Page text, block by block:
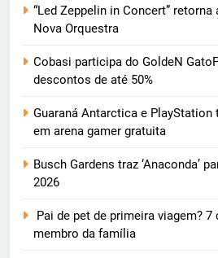
“Led Zeppelin in Concert”
Nova Orquestra
Cobasi participa do GoldeN
descontos de até 50%
Guaraná Antarctica e
em arena gamer gratuita
Busch Gardens traz ‘Anaconda’
2026
Pai de pet de primeira viagem?
membro da família